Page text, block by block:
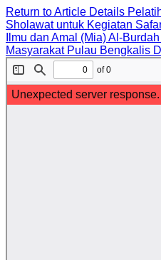
Return to Article Details
Sholawat untuk Kegiatan
Ilmu dan Amal (Mia) Al-
Masyarakat Pulau Bengkalis